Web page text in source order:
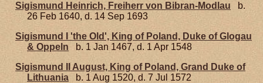
Sigismund Heinrich, Freiherr von Bibran-Modlau
b.
26 Feb 1640, d. 14 Sep 1693
Sigismund I 'the Old', King of Poland, Duke of Glogau
& Oppeln
b. 1 Jan 1467, d. 1 Apr 1548
Sigismund II August, King of Poland, Grand Duke of
Lithuania
b. 1 Aug 1520, d. 7 Jul 1572